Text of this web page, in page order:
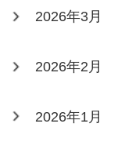
2026年3月
2026年2月
2026年1月